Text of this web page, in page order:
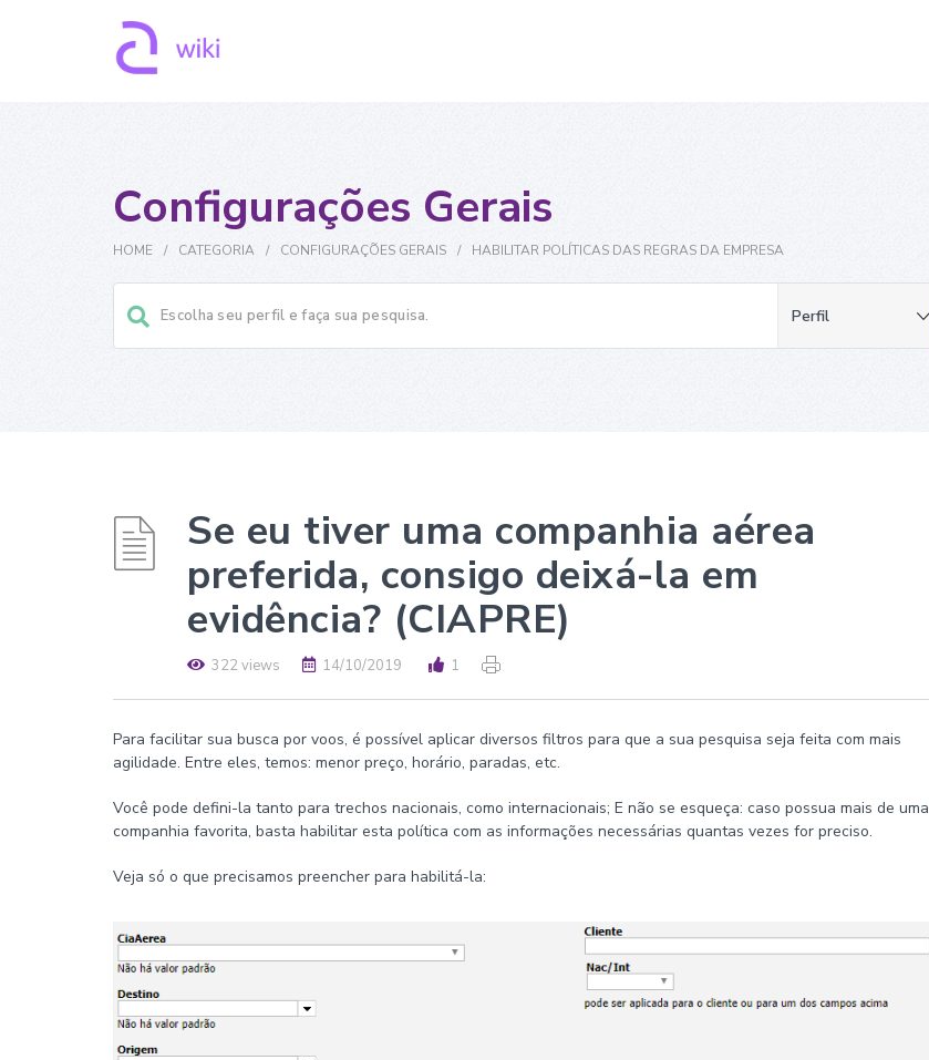
Configurações Gerais
HOME / CATEGORIA / CONFIGURAÇÕES GERAIS / HABILITAR POLÍTICAS DAS REGRAS DA EMPRESA
Se eu tiver uma companhia aérea
preferida, consigo deixá-la em
evidência? (CIAPRE)
322 views 14/10/2019 1
Para facilitar sua busca por voos, é possível aplicar diversos filtros para que a sua pesquisa seja feita com mais
agilidade. Entre eles, temos: menor preço, horário, paradas, etc.
Você pode defini-la tanto para trechos nacionais, como internacionais; E não se esqueça: caso possua mais de uma
companhia favorita, basta habilitar esta política com as informações necessárias quantas vezes for preciso.
Veja só o que precisamos preencher para habilitá-la: